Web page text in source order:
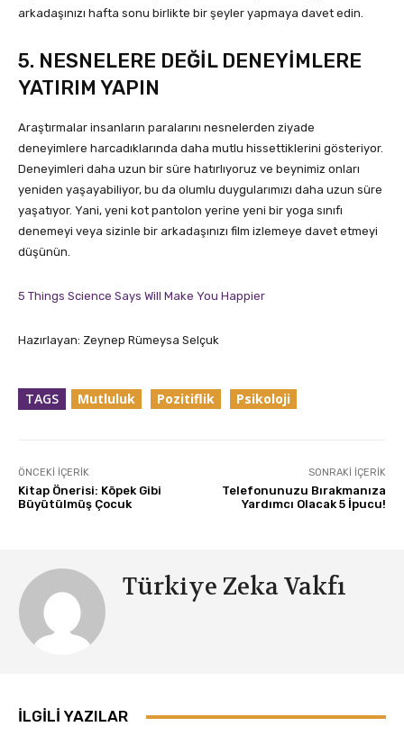
arkadaşınızı hafta sonu birlikte bir şeyler yapmaya davet edin.
5. NESNELERE DEĞİL DENEYİMLERE
YATIRIM YAPIN
Araştırmalar insanların paralarını nesnelerden ziyade
deneyimlere harcadıklarında daha mutlu hissettiklerini gösteriyor.
Deneyimleri daha uzun bir süre hatırlıyoruz ve beynimiz onları
yeniden yaşayabiliyor, bu da olumlu duygularımızı daha uzun süre
yaşatıyor. Yani, yeni kot pantolon yerine yeni bir yoga sınıfı
denemeyi veya sizinle bir arkadaşınızı film izlemeye davet etmeyi
düşünün.
5 Things Science Says Will Make You Happier
Hazırlayan: Zeynep Rümeysa Selçuk
TAGS Mutluluk Pozitiflik Psikoloji
ÖNCEKI İÇERIK
Kitap Önerisi: Köpek Gibi
Büyütülmüş Çocuk
SONRAKI İÇERIK
Telefonunuzu Bırakmanıza
Yardımcı Olacak 5 İpucu!
Türkiye Zeka Vakfı
İLGILI YAZILAR